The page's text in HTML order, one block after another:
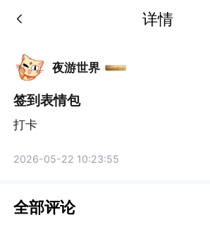
详情
夜游世界
签到表情包
打卡
2026-05-22 10:23:55
全部评论